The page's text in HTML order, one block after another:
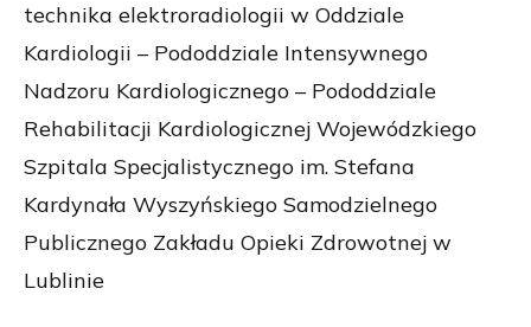
technika elektroradiologii w Oddziale
Kardiologii – Pododdziale Intensywnego
Nadzoru Kardiologicznego – Pododdziale
Rehabilitacji Kardiologicznej Wojewódzkiego
Szpitala Specjalistycznego im. Stefana
Kardynała Wyszyńskiego Samodzielnego
Publicznego Zakładu Opieki Zdrowotnej w
Lublinie